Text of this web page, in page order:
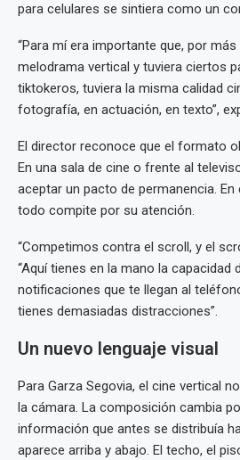
para celulares se sintiera como un
“Para mí era importante que, por
melodrama vertical y tuviera ciertos
tiktokeros, tuviera la misma calidad
fotografía, en actuación, en texto”,
El director reconoce que el formato
En una sala de cine o frente al
aceptar un pacto de permanencia. En
todo compite por su atención.
“Competimos contra el scroll, y el
“Aquí tienes en la mano la capacidad
notificaciones que te llegan al
tienes demasiadas distracciones”.
Un nuevo lenguaje visual
Para Garza Segovia, el cine vertical
la cámara. La composición cambia
información que antes se distribuía
aparece arriba y abajo. El techo, el